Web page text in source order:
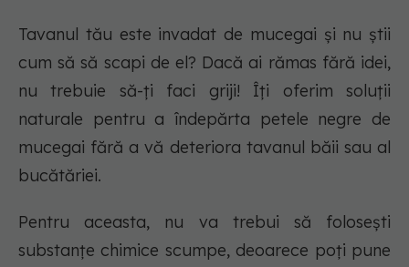
Tavanul tău este invadat de mucegai și nu știi
cum să să scapi de el? Dacă ai rămas fără idei,
nu trebuie să-ți faci griji! Îți oferim soluții
naturale pentru a îndepărta petele negre de
mucegai fără a vă deteriora tavanul băii sau al
bucătăriei.
Pentru aceasta, nu va trebui să folosești
substanțe chimice scumpe, deoarece poți pune